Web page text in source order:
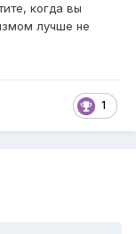
когда вы
лучше не
1